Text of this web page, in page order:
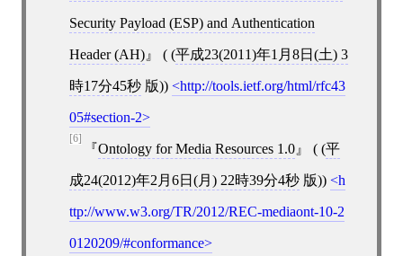
Security Payload (ESP) and Authentication
Header (AH) ( (平成23(2011)年1月8日(土) 3
時17分45秒版)) http://tools.ietf.org/html/rfc43
05#section-2
[6]
Ontology for Media Resources 1.0 ( (平
成24(2012)年2月6日(月) 22時39分4秒版)) h
ttp://www.w3.org/TR/2012/REC-mediaont-10-2
0120209/#conformance